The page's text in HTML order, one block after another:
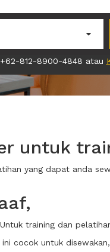
812-8900-4848 atau
untuk
yang dapat anda
training dan
cocok untuk